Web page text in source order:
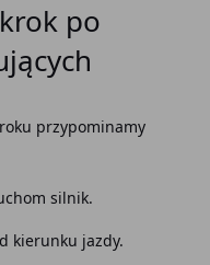
krok po
przypominamy
silnik.
kierunku jazdy.